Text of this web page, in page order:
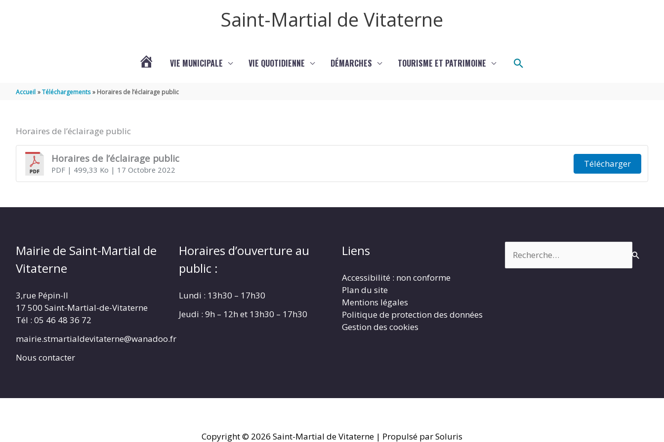
Saint-Martial de Vitaterne
VIE MUNICIPALE VIE QUOTIDIENNE DÉMARCHES TOURISME ET PATRIMOINE Rechercher
Accueil Téléchargements Horaires de l’éclairage public
Horaires de l’éclairage public
Horaires de l’éclairage public
PDF| 499,33 Ko | 17 Octobre 2022
Télécharger
Mairie de Saint-Martial de
Vitaterne
3,rue Pépin-II
17 500 Saint-Martial-de-Vitaterne
Tél : 05 46 48 36 72
mairie.stmartialdevitaterne@wanadoo.fr
Nous contacter
Horaires d’ouverture au
public :
Lundi : 13h30 – 17h30
Jeudi : 9h – 12h et 13h30 – 17h30
Liens
Accessibilité : non conforme
Plan du site
Mentions légales
Politique de protection des données
Gestion des cookies
Copyright © 2026 Saint-Martial de Vitaterne | Propulsé par Soluris